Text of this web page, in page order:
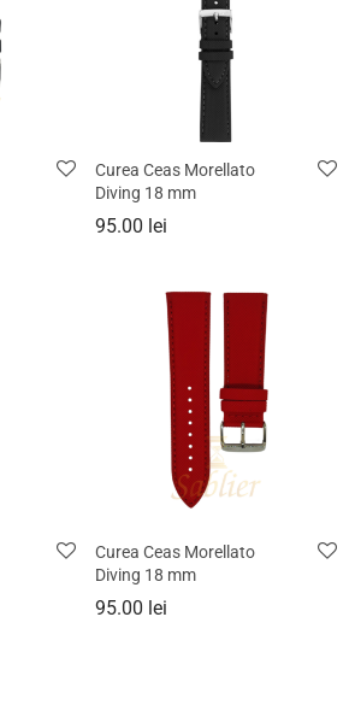
Curea Ceas Morellato
Diving 18 mm
95.00 lei
Curea Ceas Morellato
Diving 18 mm
95.00 lei